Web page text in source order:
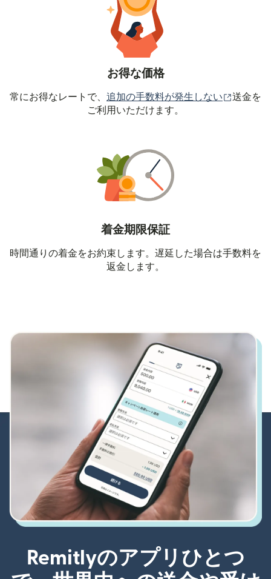
お得な価格
常にお得なレートで、 追加の手数料が発生しない （別ウ
送金を
ご利用いただけます。
着金期限保証
時間通りの着金をお約束します。遅延した場合は手数料を
返金します。
Remitlyのアプリひとつ